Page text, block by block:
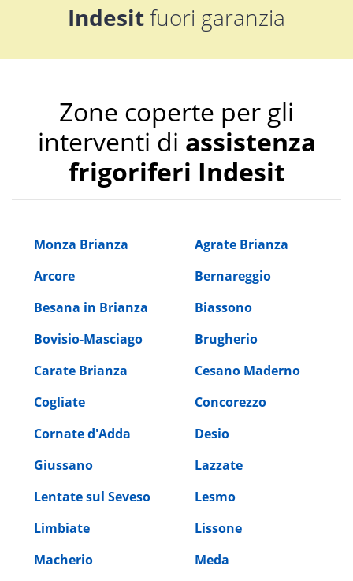
Indesitfuori garanzia
Zone coperte per gli
interventi di assistenza
frigoriferi Indesit
Monza Brianza
Agrate Brianza
Arcore
Bernareggio
Besana in Brianza
Biassono
Bovisio-Masciago
Brugherio
Carate Brianza
Cesano Maderno
Cogliate
Concorezzo
Cornate d'Adda
Desio
Giussano
Lazzate
Lentate sul Seveso
Lesmo
Limbiate
Lissone
Macherio
Meda